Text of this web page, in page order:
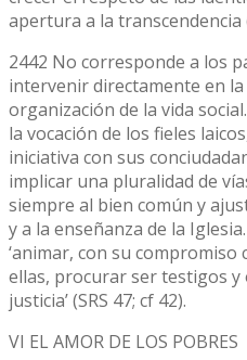
apertura a la transcendencia
2442 No corresponde a los
intervenir directamente en
organización de la vida
la vocación de los fieles
iniciativa con sus
implicar una pluralidad de
siempre al bien común y
y a la enseñanza de la
‘animar, con su compromiso
ellas, procurar ser testigos y
justicia’ (SRS 47; cf 42).
VI EL AMOR DE LOS POBRES